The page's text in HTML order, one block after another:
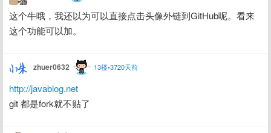
这个牛哦，我还以为可以直接点击头像外链到GitHub呢。看来
这个功能可以加。
zhuer0632 13楼•3720天前
http://javablog.net
git 都是fork就不贴了